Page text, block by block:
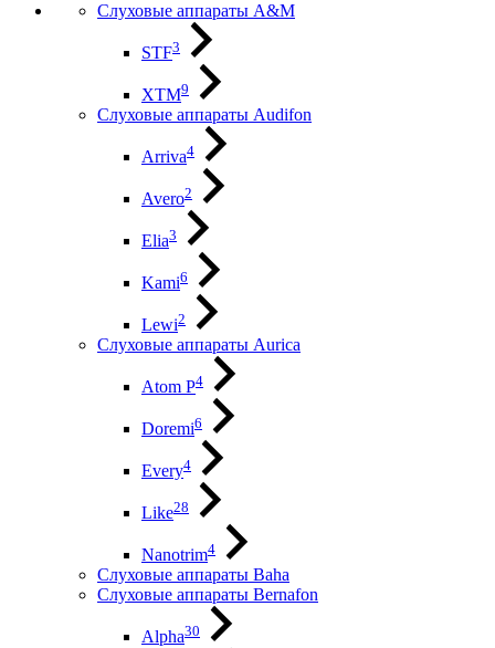
Слуховые аппараты A&M
STF3
XTM9
Слуховые аппараты Audifon
Arriva4
Avero2
Elia3
Kami6
Lewi2
Слуховые аппараты Aurica
Atom P4
Doremi6
Every4
Like28
Nanotrim4
Слуховые аппараты Baha
Слуховые аппараты Bernafon
Alpha30